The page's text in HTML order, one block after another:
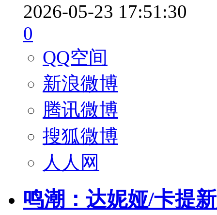
2026-05-23 17:51:30
0
QQ空间
新浪微博
腾讯微博
搜狐微博
人人网
鸣潮：达妮娅/卡提